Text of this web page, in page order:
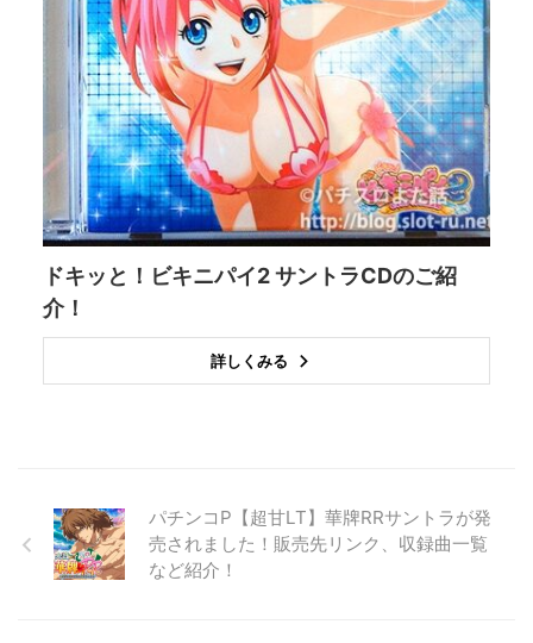
ドキッと！ビキニパイ2 サントラCDのご紹
介！
詳しくみる
パチンコP【超甘LT】華牌RRサントラが発
売されました！販売先リンク、収録曲一覧
など紹介！